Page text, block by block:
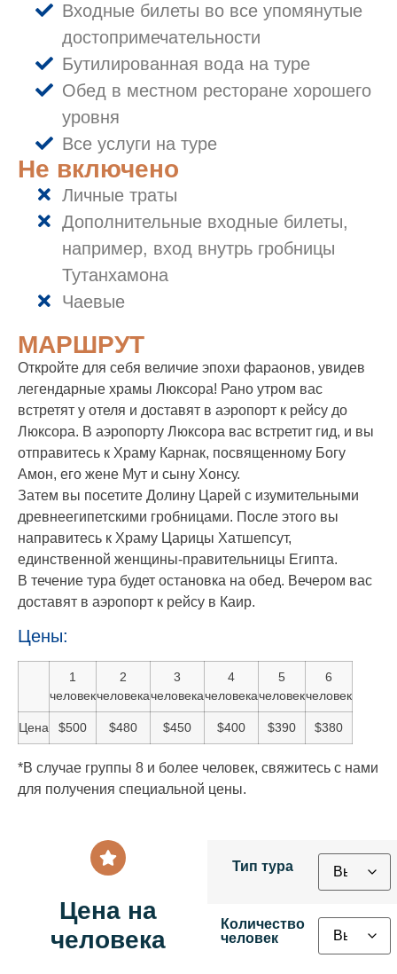
Входные билеты во все упомянутые
достопримечательности
Бутилированная вода на туре
Обед в местном ресторане хорошего
уровня
Все услуги на туре
Не включено
Личные траты
Дополнительные входные билеты,
например, вход внутрь гробницы
Тутанхамона
Чаевые
МАРШРУТ
Откройте для себя величие эпохи фараонов, увидев
легендарные храмы Люксора! Рано утром вас
встретят у отеля и доставят в аэропорт к рейсу до
Люксора. В аэропорту Люксора вас встретит гид, и вы
отправитесь к Храму Карнак, посвященному Богу
Амон, его жене Мут и сыну Хонсу.
Затем вы посетите Долину Царей с изумительными
древнеегипетскими гробницами. После этого вы
направитесь к Храму Царицы Хатшепсут,
единственной женщины-правительницы Египта.
В течение тура будет остановка на обед. Вечером вас
доставят в аэропорт к рейсу в Каир.
Цены:
1
человек
2
человека
3
человека
4
человека
5
человек
6
человек
Цена $500 $480 $450 $400 $390 $380
*В случае группы 8 и более человек, свяжитесь с нами
для получения специальной цены.
Цена на
человека
Тип тура
Количество
человек